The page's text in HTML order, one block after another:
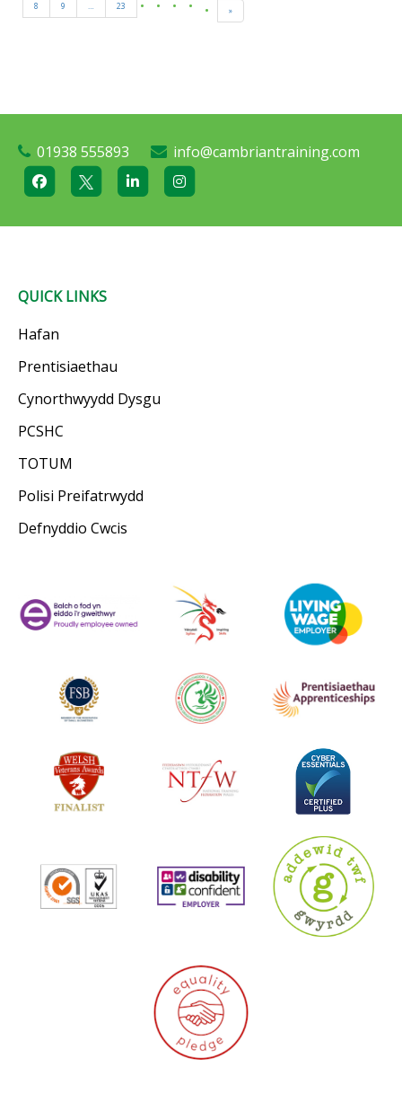
8 9 … 23 »
01938 555893 info@cambriantraining.com
QUICK LINKS
Hafan
Prentisiaethau
Cynorthwyydd Dysgu
PCSHC
TOTUM
Polisi Preifatrwydd
Defnyddio Cwcis